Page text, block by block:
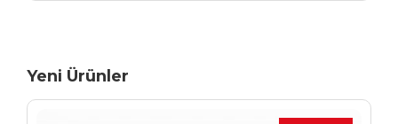
Yeni Ürünler